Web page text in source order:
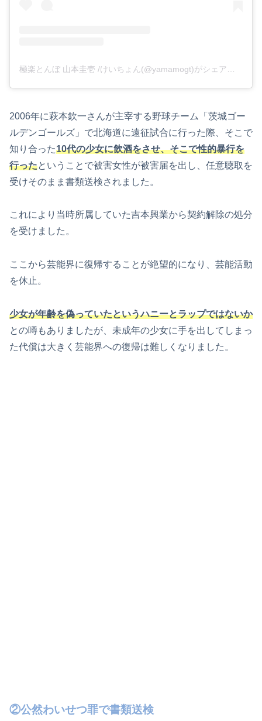
2006年に萩本欽一さんが主宰する野球チーム「茨城ゴー
ルデンゴールズ」で北海道に遠征試合に行った際、そこで
知り合った10代の少女に飲酒をさせ、そこで性的暴行を
行ったということで被害女性が被害届を出し、任意聴取を
受けそのまま書類送検されました。
これにより当時所属していた吉本興業から契約解除の処分
を受けました。
ここから芸能界に復帰することが絶望的になり、芸能活動
を休止。
少女が年齢を偽っていたというハニーとラップではないか
との噂もありましたが、未成年の少女に手を出してしまっ
た代償は大きく芸能界への復帰は難しくなりました。
②公然わいせつ罪で書類送検